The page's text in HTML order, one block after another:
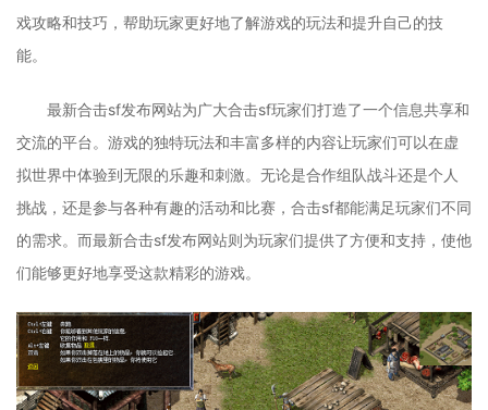
戏攻略和技巧，帮助玩家更好地了解游戏的玩法和提升自己的技
能。
最新合击sf发布网站为广大合击sf玩家们打造了一个信息共享和
交流的平台。游戏的独特玩法和丰富多样的内容让玩家们可以在虚
拟世界中体验到无限的乐趣和刺激。无论是合作组队战斗还是个人
挑战，还是参与各种有趣的活动和比赛，合击sf都能满足玩家们不同
的需求。而最新合击sf发布网站则为玩家们提供了方便和支持，使他
们能够更好地享受这款精彩的游戏。